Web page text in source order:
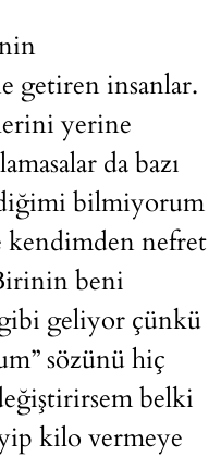
getiren insanlar.
yerine
da bazı
bilmiyorum
kendimden nefret
beni
gibi geliyor çünkü
sözünü hiç
belki
kilo vermeye